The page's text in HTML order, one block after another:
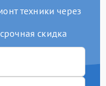
техники через
скидка